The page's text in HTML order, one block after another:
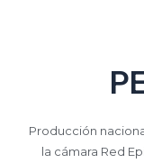
Producción
la cámara Red